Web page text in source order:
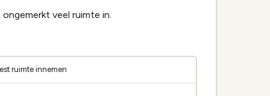
veel ruimte in.
ruimte innemen